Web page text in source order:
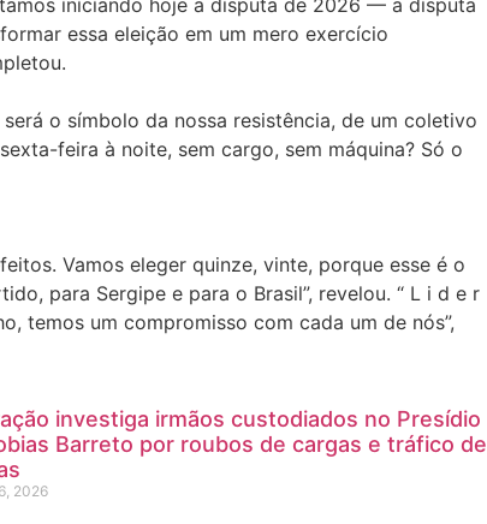
essa eleição em um mero exercício
o símbolo da nossa resistência, de um coletivo
feira à noite, sem cargo, sem máquina? Só o
Vamos eleger quinze, vinte, porque esse é o
para Sergipe e para o Brasil”, revelou. “ L i d e r
temos um compromisso com cada um de nós”,
investiga irmãos custodiados no Presídio
Barreto por roubos de cargas e tráfico de
2026